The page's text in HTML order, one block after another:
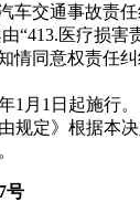
车交通事故责任
医疗损害
情同意权责任
月1日起施行。
定》根据本决
号